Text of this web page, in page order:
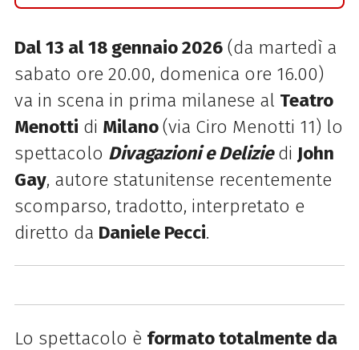
Dal 13 al 18 gennaio 2026(da martedì a
sabato ore 20.00, domenica ore 16.00)
va in scena in prima milanese al Teatro
Menotti di Milano(via Ciro Menotti 11) lo
spettacolo Divagazioni e Deliziedi John
Gay, autore statunitense recentemente
scomparso, tradotto, interpretato e
diretto da Daniele Pecci.
Lo spettacolo è formato totalmente da